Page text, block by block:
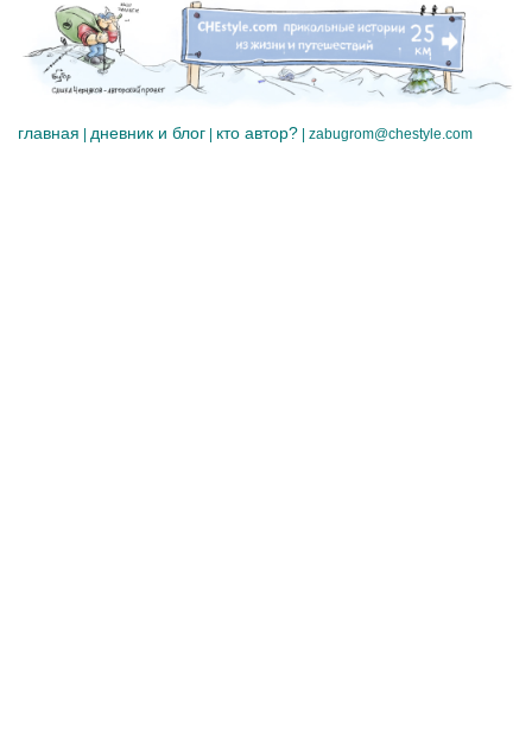
главная | дневник и блог | кто автор? | zabugrom@chestyle.com